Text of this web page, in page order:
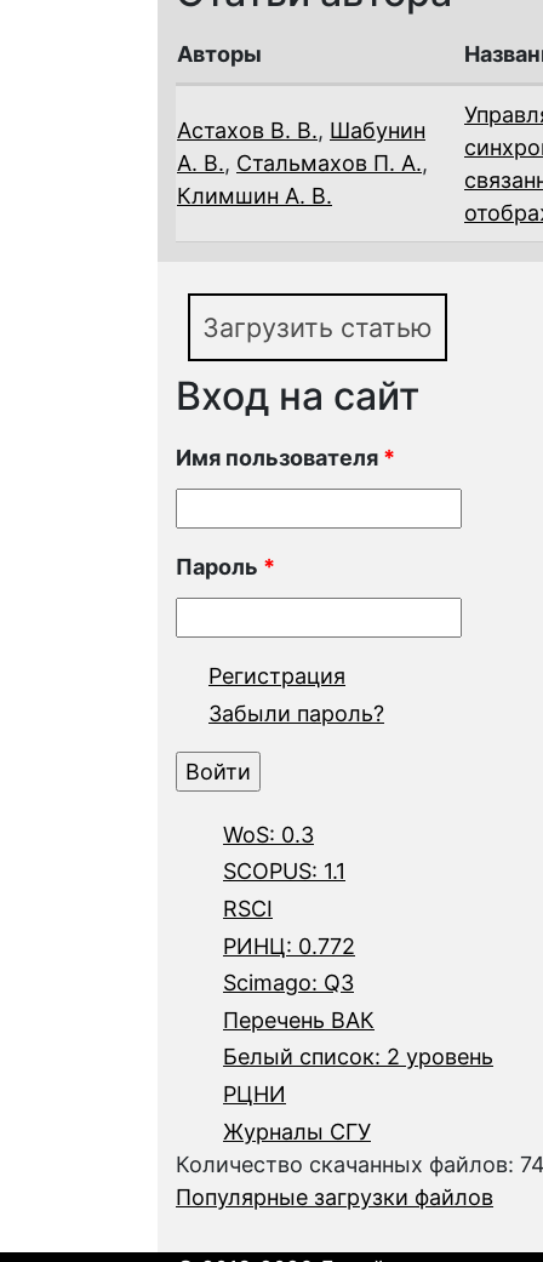
Авторы
Астахов В. В., Шабунин
А. В., Стальмахов П. А.,
Климшин А. В.
Загрузить статью
Вход на сайт
Имя пользователя *
Пароль *
Регистрация
Забыли пароль?
WoS: 0.3
SCOPUS: 1.1
RSCI
РИНЦ: 0.772
Scimago: Q3
Перечень ВАК
Белый список: 2 уровень
РЦНИ
Журналы СГУ
Количество скачанных файлов:
Популярные загрузки файлов